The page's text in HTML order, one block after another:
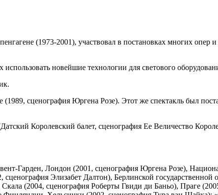
(1973-2001), участвовал в постановках многих
новейшие технологии для светового
сценография Юргена Розе). Этот же спектакль был
Королевский балет, сценография Ее Величество
Гарден, Лондон (2001, сценография Юргена Розе),
Элизабет Далтон), Берлинской
(2004, сценография Роберты Гвиди ди Баньо), Праге